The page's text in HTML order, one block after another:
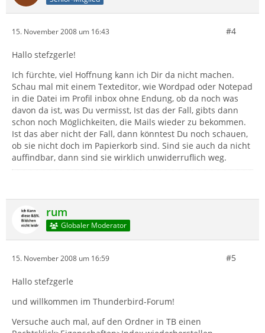
15. November 2008 um 16:43 #4
Hallo stefzgerle!
Ich fürchte, viel Hoffnung kann ich Dir da nicht machen.
Schau mal mit einem Texteditor, wie Wordpad oder Notepad
in die Datei im Profil inbox ohne Endung, ob da noch was
davon da ist, was Du vermisst, Ist das der Fall, gibts dann
schon noch Möglichkeiten, die Mails wieder zu bekommen.
Ist das aber nicht der Fall, dann könntest Du noch schauen,
ob sie nicht doch im Papierkorb sind. Sind sie auch da nicht
auffindbar, dann sind sie wirklich unwiderruflich weg.
rum
Globaler Moderator
15. November 2008 um 16:59 #5
Hallo stefzgerle
und willkommen im Thunderbird-Forum!
Versuche auch mal, auf den Ordner in TB einen